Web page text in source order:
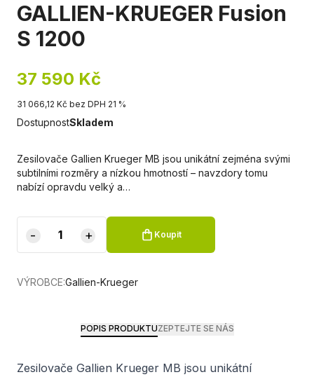
GALLIEN-KRUEGER Fusion
S 1200
37 590 Kč
31 066,12 Kč bez DPH 21 %
DostupnostSkladem
Zesilovače Gallien Krueger MB jsou unikátní zejména svými
subtilními rozměry a nízkou hmotností – navzdory tomu
nabízí opravdu velký a…
- + Koupit
VÝROBCE:Gallien-Krueger
POPIS PRODUKTUZEPTEJTE SE NÁS
Zesilovače Gallien Krueger MB jsou unikátní